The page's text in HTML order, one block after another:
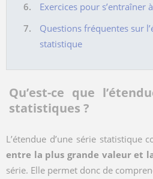
Exercices pour s’entraîner
Questions fréquentes sur
statistique
Qu’est-ce que
statistiques ?
L’étendue d’une série statistique
entre la plus grande valeur et
série. Elle permet donc de